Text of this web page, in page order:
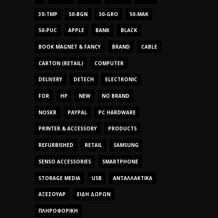
30-TMP 50-BGN 50-GRO 50-MAK
50-PUC APPLE BANK BLACK
BOOK MAGNET & FANCY BRAND CABLE
CARTON (RETAIL) COMPUTER
DELIVERY DETECH ELECTRONIC
FOR HP NEW NO BRAND
NOSKR PAYPAL PC HARDWARE
PRINTER & ACCESSORY PRODUCTS
REFURBISHED RETAIL SAMSUNG
SENSO ACCESSORIES SMARTPHONE
STORAGE MEDIA USB ΑΝΤΑΛΛΑΚΤΙΚΆ
ΑΞΕΣΟΥΆΡ ΕΊΔΗ ΔΏΡΩΝ
ΠΛΗΡΟΦΟΡΙΚΉ